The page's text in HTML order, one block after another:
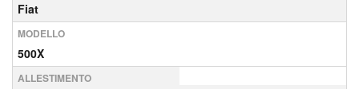
Fiat
MODELLO
500X
ALLESTIMENTO